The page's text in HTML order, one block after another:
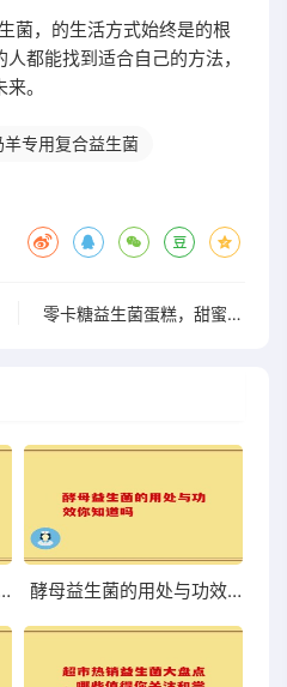
菌，的生活方式始终是的根
都能找到适合自己的方法，
。
羊专用复合益生菌
零卡糖益生菌蛋糕，甜蜜享受无负担，让你爱上每一口
，体验前所未有的轻盈与舒适 酵母益生菌的用处与功效你知道吗